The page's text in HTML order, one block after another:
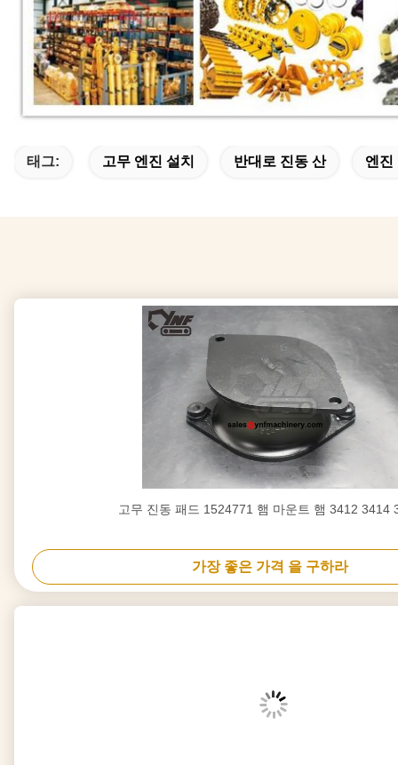
태그: 고무 엔진 설치 반대로 진동 산 엔진
고무 진동 패드 1524771 햄 마운트 햄 3412 3414
가장 좋은 가격 을 구하라